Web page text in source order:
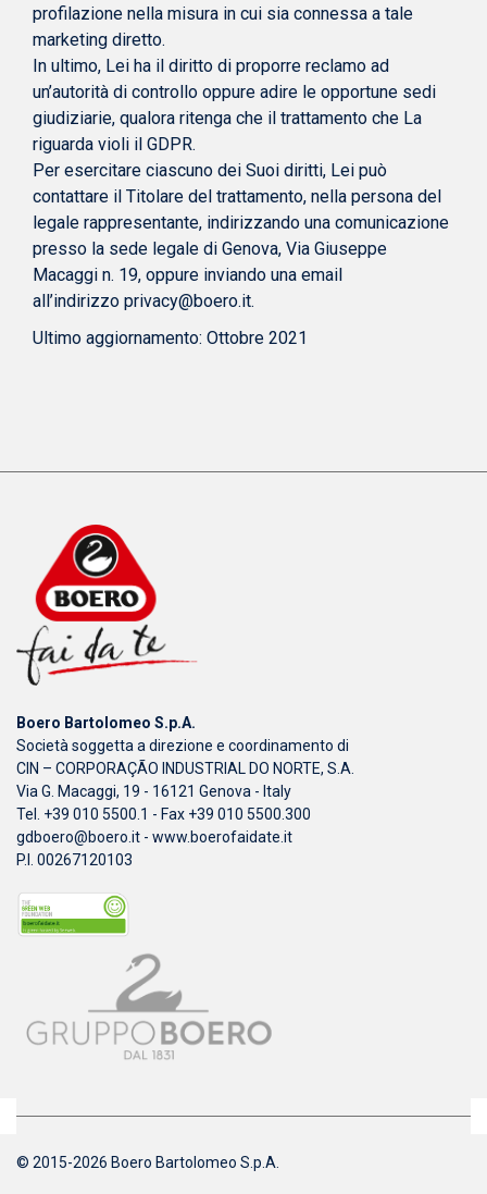
profilazione nella misura in cui sia connessa a tale
marketing diretto.
In ultimo, Lei ha il diritto di proporre reclamo ad
un’autorità di controllo oppure adire le opportune sedi
giudiziarie, qualora ritenga che il trattamento che La
riguarda violi il GDPR.
Per esercitare ciascuno dei Suoi diritti, Lei può
contattare il Titolare del trattamento, nella persona del
legale rappresentante, indirizzando una comunicazione
presso la sede legale di Genova, Via Giuseppe
Macaggi n. 19, oppure inviando una email
all’indirizzo privacy@boero.it.
Ultimo aggiornamento: Ottobre 2021
Boero Bartolomeo S.p.A.
Società soggetta a direzione e coordinamento di
CIN – CORPORAÇÃO INDUSTRIAL DO NORTE, S.A.
Via G. Macaggi, 19 - 16121 Genova - Italy
Tel. +39 010 5500.1 - Fax +39 010 5500.300
gdboero@boero.it - www.boerofaidate.it
P.I. 00267120103
© 2015-2026 Boero Bartolomeo S.p.A.